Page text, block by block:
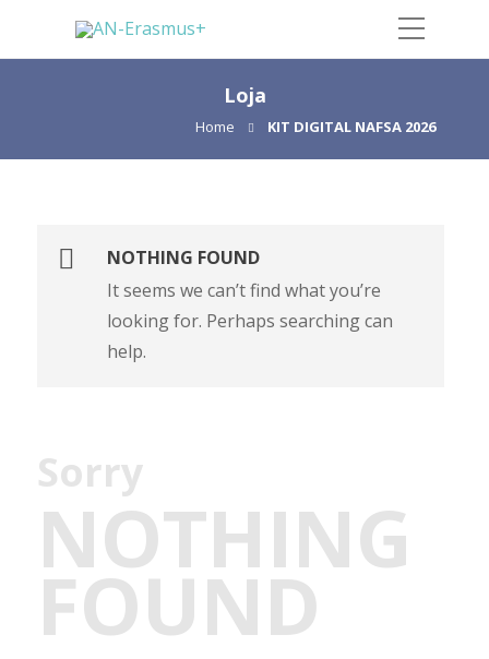
Loja
Home KIT DIGITAL NAFSA 2026
NOTHING FOUND
It seems we can’t find what you’re
looking for. Perhaps searching can
help.
Sorry
NOTHING
FOUND